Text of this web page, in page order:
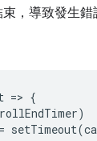
，導致發生錯
=> {
)
= setTimeout(